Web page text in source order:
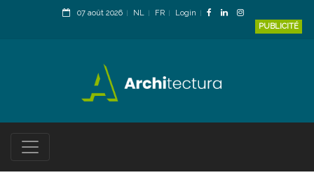
07 août 2026 NL FR
Login
PUBLICITÉ